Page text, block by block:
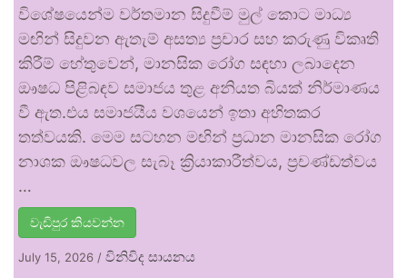
විශේෂයෙන්ම වර්තමාන සිදුවීම් මුල් කොට මාධ්‍ය
මඟින් සිදුවන ඇතැම් අසත්‍ය ප්‍රචාර සහ කරුණු විකෘති
කිරීම් හේතුවෙන්, මානසික රෝග සඳහා ලබාදෙන
ඖෂධ පිළිබඳව සමාජය තුළ අනියත බියක් නිර්මාණය
වී ඇත.එය සමාජයීය වශයෙන් ඉතා අහිතකර
තත්වයකි. මෙම සටහන මඟින් ප්‍රධාන මානසික රෝග
නාශක ඖෂධවල සැබෑ ක්‍රියාකාරීත්වය, ප්‍රචණ්ඩත්වය
…
වැඩිපුර කියවන්න
July 15, 2026 / විනිවිද සායනය